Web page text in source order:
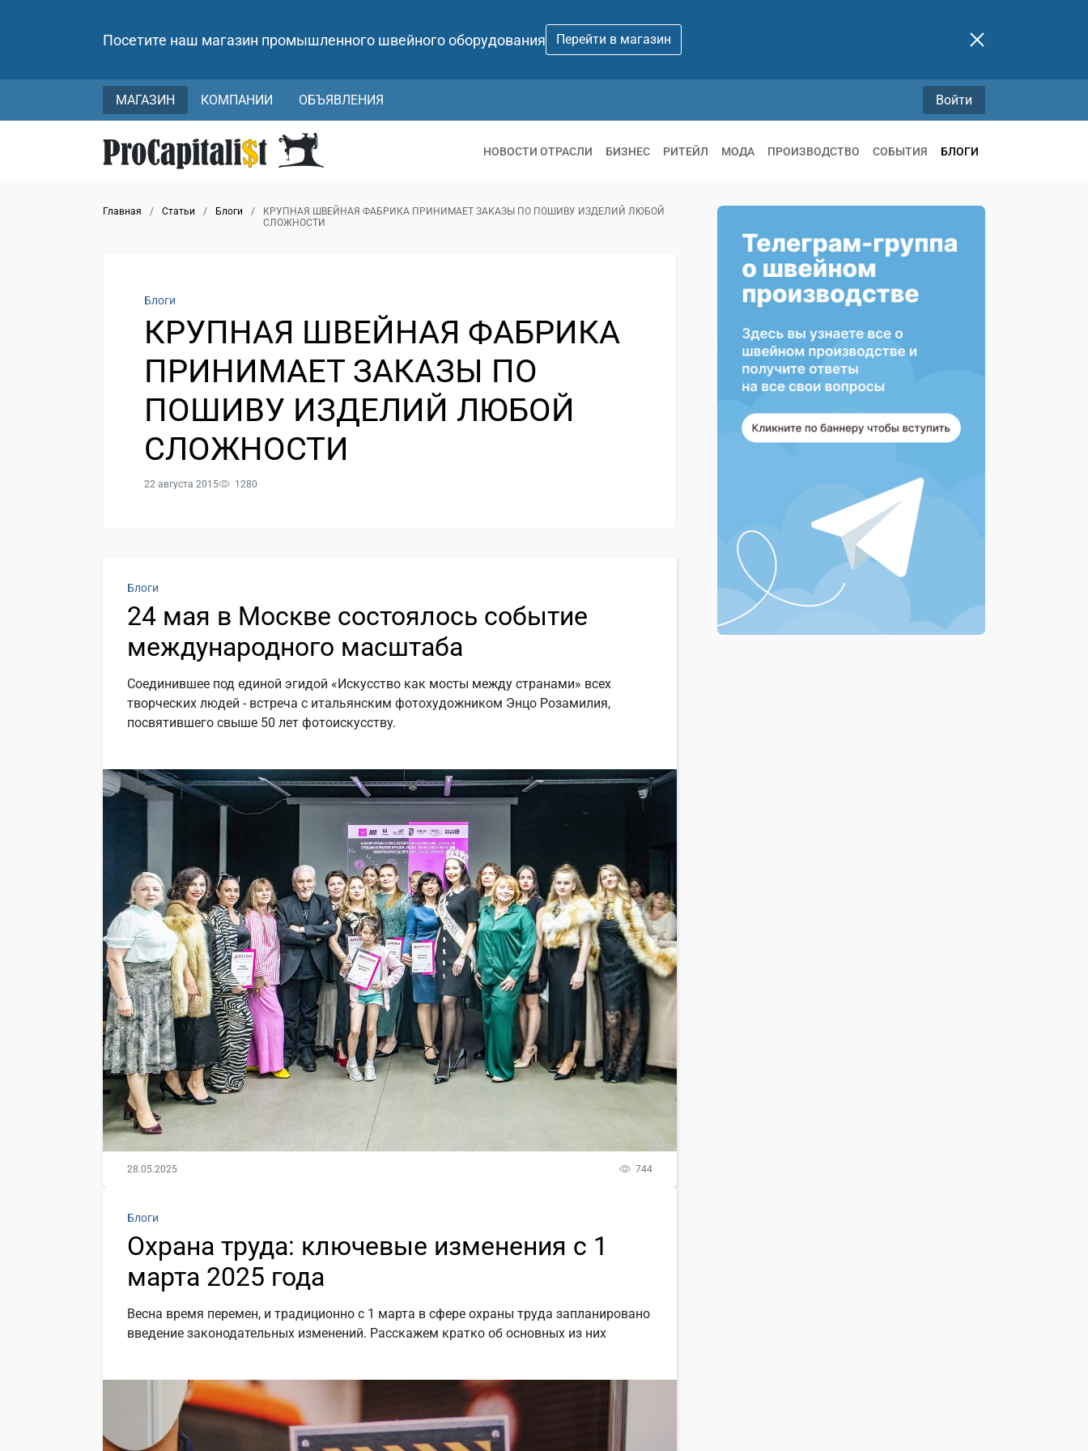
Посетите наш магазин промышленного швейного оборудования Перейти в магазин
МАГАЗИН КОМПАНИИ ОБЪЯВЛЕНИЯ Войти
НОВОСТИ ОТРАСЛИ БИЗНЕС РИТЕЙЛ МОДА ПРОИЗВОДСТВО СОБЫТИЯ БЛОГИ
Главная / Статьи / Блоги /
КРУПНАЯ ШВЕЙНАЯ ФАБРИКА ПРИНИМАЕТ ЗАКАЗЫ ПО ПОШИВУ ИЗДЕЛИЙ ЛЮБОЙ
СЛОЖНОСТИ
Блоги
КРУПНАЯ ШВЕЙНАЯ ФАБРИКА
ПРИНИМАЕТ ЗАКАЗЫ ПО
ПОШИВУ ИЗДЕЛИЙ ЛЮБОЙ
СЛОЖНОСТИ
22 августа 2015 1280
Блоги
24 мая в Москве состоялось событие
международного масштаба
Соединившее под единой эгидой «Искусство как мосты между странами» всех
творческих людей - встреча с итальянским фотохудожником Энцо Розамилия,
посвятившего свыше 50 лет фотоискусству.
28.05.2025 744
Блоги
Охрана труда: ключевые изменения с 1
марта 2025 года
Весна время перемен, и традиционно с 1 марта в сфере охраны труда запланировано
введение законодательных изменений. Расскажем кратко об основных из них